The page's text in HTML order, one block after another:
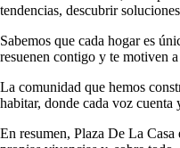
tendencias, descubrir
Sabemos que cada hogar es
resuenen contigo y te motiven
La comunidad que hemos
habitar, donde cada voz cuenta
En resumen, Plaza De La